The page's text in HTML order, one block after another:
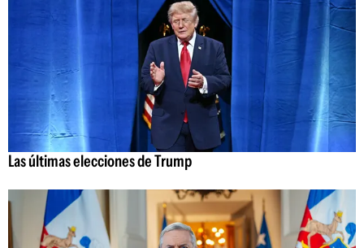
Las últimas elecciones de Trump